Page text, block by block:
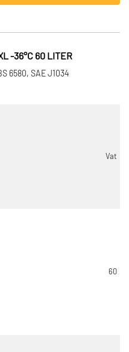
-36°C 60 LITER
6580, SAE J1034
Vat
60